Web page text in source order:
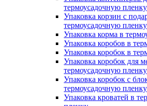
термоусадочную пленку
Упаковка корзин с
термоусадочную пленку
Упаковка корма в
Упаковка коробов в
Упаковка коробок в
Упаковка коробок для
термоусадочную пленку
Упаковка коробок с
термоусадочную пленку
Упаковка кроватей в